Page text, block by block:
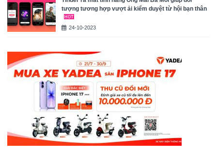
tượng tương hợp vượt ải kiểm duyệt từ hội bạn thân
24-10-2023